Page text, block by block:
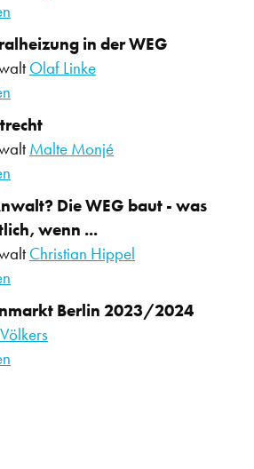
in der WEG
Olaf Linke
Malte Monjé
Die WEG baut - was
wenn ...
Christian Hippel
Berlin 2023/2024